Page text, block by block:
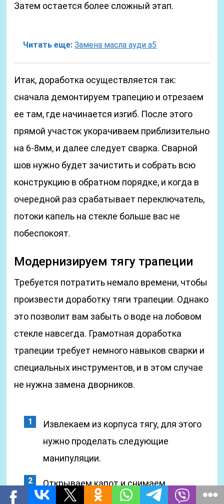
Затем остается более сложный этап.
Читать еще: Замена масла ауди а5
Итак, доработка осуществляется так:
сначала демонтируем трапецию и отрезаем
ее там, где начинается изгиб. После этого
прямой участок укорачиваем приблизительно
на 6-8мм, и далее следует сварка. Сварной
шов нужно будет зачистить и собрать всю
конструкцию в обратном порядке, и когда в
очередной раз срабатывает переключатель,
потоки капель на стекле больше вас не
побеспокоят.
Модернизируем тягу трапеции
Требуется потратить немало времени, чтобы
произвести доработку тяги трапеции. Однако
это позволит вам забыть о воде на лобовом
стекле навсегда. Грамотная доработка
трапеции требует немного навыков сварки и
специальных инструментов, и в этом случае
не нужна замена дворников.
Извлекаем из корпуса тягу, для этого
нужно проделать следующие
манипуляции.
Открываем капот и снимаем
специальную пластиковую насадку,